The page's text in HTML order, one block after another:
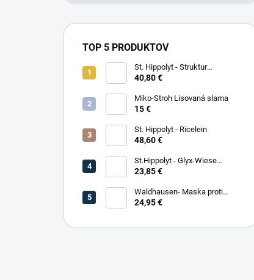
TOP 5 PRODUKTOV
St. Hippolyt - Struktur
Energetikum
40,80 €
Miko-Stroh Lisovaná slama
15 €
St. Hippolyt - Ricelein
48,60 €
St.Hippolyt - Glyx-Wiese
Seniorfaser
23,85 €
Waldhausen- Maska proti
hmyzu Premium
24,95 €